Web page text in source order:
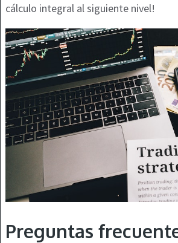
cálculo integral al siguiente nivel!
Preguntas